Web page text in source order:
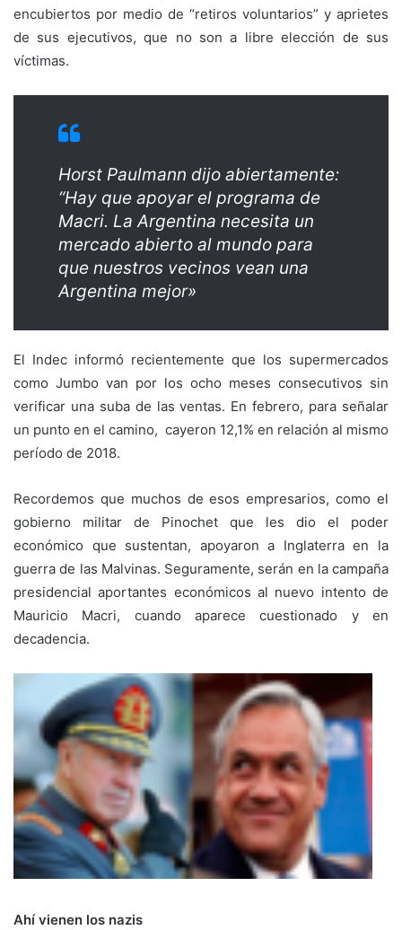
encubiertos por medio de “retiros voluntarios” y aprietes
de sus ejecutivos, que no son a libre elección de sus
víctimas.
Horst Paulmann dijo abiertamente:
“Hay que apoyar el programa de
Macri. La Argentina necesita un
mercado abierto al mundo para
que nuestros vecinos vean una
Argentina mejor»
El Indec informó recientemente que los supermercados
como Jumbo van por los ocho meses consecutivos sin
verificar una suba de las ventas. En febrero, para señalar
un punto en el camino, cayeron 12,1% en relación al mismo
período de 2018.
Recordemos que muchos de esos empresarios, como el
gobierno militar de Pinochet que les dio el poder
económico que sustentan, apoyaron a Inglaterra en la
guerra de las Malvinas. Seguramente, serán en la campaña
presidencial aportantes económicos al nuevo intento de
Mauricio Macri, cuando aparece cuestionado y en
decadencia.
Ahí vienen los nazis